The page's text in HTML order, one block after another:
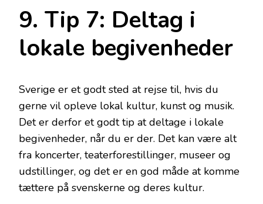
9. Tip 7: Deltag i
lokale begivenheder
Sverige er et godt sted at rejse til, hvis du
gerne vil opleve lokal kultur, kunst og musik.
Det er derfor et godt tip at deltage i lokale
begivenheder, når du er der. Det kan være alt
fra koncerter, teaterforestillinger, museer og
udstillinger, og det er en god måde at komme
tættere på svenskerne og deres kultur.